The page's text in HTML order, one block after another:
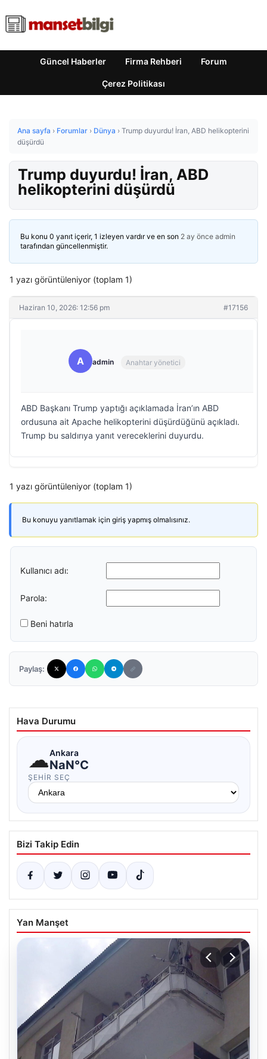
Güncel Haberler Firma Rehberi Forum
Çerez Politikası
Ana sayfa › Forumlar › Dünya › Trump duyurdu! İran, ABD helikopterini
düşürdü
Trump duyurdu! İran, ABD
helikopterini düşürdü
Bu konu 0 yanıt içerir, 1 izleyen vardır ve en son 2 ay önce admin
tarafından güncellenmiştir.
1 yazı görüntüleniyor (toplam 1)
Haziran 10, 2026: 12:56 pm #17156
A admin Anahtar yönetici
ABD Başkanı Trump yaptığı açıklamada İran’ın ABD
ordusuna ait Apache helikopterini düşürdüğünü açıkladı.
Trump bu saldırıya yanıt vereceklerini duyurdu.
1 yazı görüntüleniyor (toplam 1)
Bu konuyu yanıtlamak için giriş yapmış olmalısınız.
Kullanıcı adı:
Parola:
Beni hatırla
Paylaş:
Hava Durumu
☁Ankara
NaN°C
ŞEHIR SEÇ
Bizi Takip Edin
Yan Manşet